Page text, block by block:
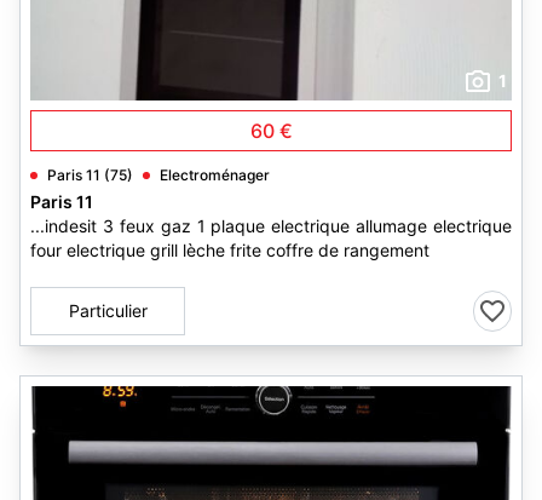
1
60 €
Paris 11 (75) Electroménager
Paris 11
...indesit 3 feux gaz 1 plaque electrique allumage electrique
four electrique grill lèche frite coffre de rangement
Particulier